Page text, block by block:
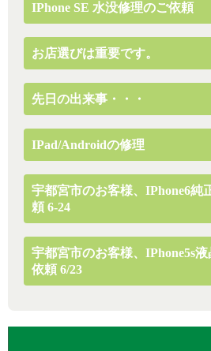
IPhone SE 水没修理のご依頼
お店選びは重要です。
先日の出来事・・・
IPad/Androidの修理
宇都宮市のお客様、iPhone6純
頼 6-24
宇都宮市のお客様、iPhone5s
依頼 6/23